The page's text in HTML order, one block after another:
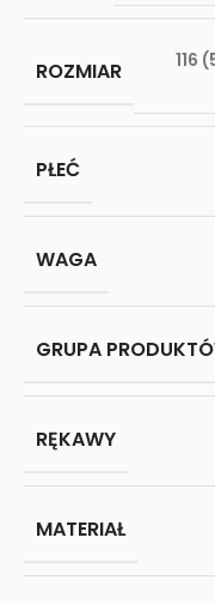
ROZMIAR 116
PŁEĆ
WAGA
GRUPA
RĘKAWY
MATERIAŁ